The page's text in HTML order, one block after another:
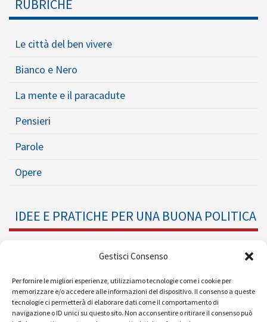
Gestisci Consenso
Per fornire le migliori esperienze, utilizziamo tecnologie come i cookie per
memorizzare e/o accedere alle informazioni del dispositivo. Il consenso a queste
tecnologie ci permetterà di elaborare dati come il comportamento di
navigazione o ID unici su questo sito. Non acconsentire o ritirare il consenso può
RUBRICHE
Le città del ben vivere
Bianco e Nero
La mente e il paracadute
Pensieri
Parole
Opere
IDEE E PRATICHE PER UNA BUONA POLITICA
Formazione Politica
Eventi